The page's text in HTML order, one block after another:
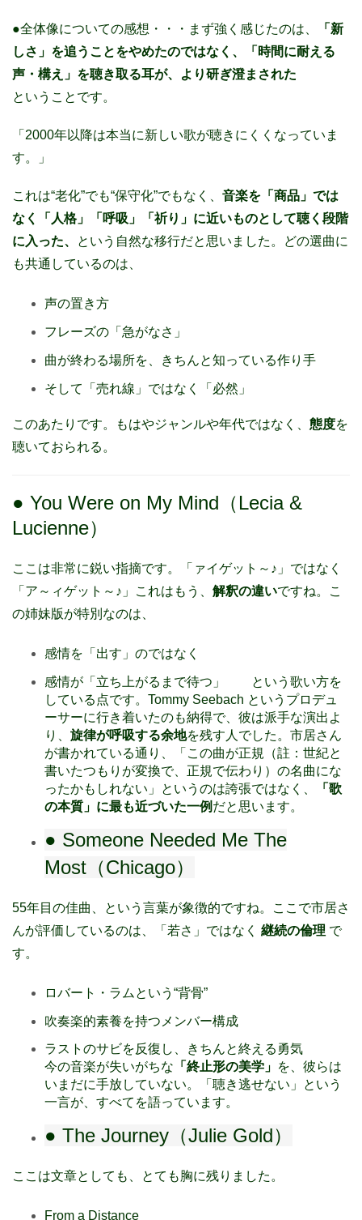
●全体像についての感想・・・まず強く感じたのは、
「新
しさ」を追うことをやめたのではなく、「時間に耐える
声・構え」を聴き取る耳が、より研ぎ澄まされた
ということです。
「2000年以降は本当に新しい歌が聴きにくくなっていま
す。」
これは“老化”でも“保守化”でもなく、 音楽を「商品」では
なく「人格」「呼吸」「祈り」に近いものとして聴く段階
に入った、
という自然な移行だと思いました。
どの選曲に
も共通しているのは、
声の置き方
フレーズの「急がなさ」
曲が終わる場所を、きちんと知っている作り手
そして「売れ線」ではなく「必然」
このあたりです。もはやジャンルや年代ではなく、 態度を
聴いておられる。
● You Were on My Mind（Lecia &
Lucienne）
ここは非常に鋭い指摘です。「ァイゲット～♪」ではなく
「ア～ィゲット～♪」これはもう、 解釈の違いですね。こ
の姉妹版が特別なのは、
感情を「出す」のではなく
感情が「立ち上がるまで待つ」 という歌い方を
している点です。Tommy Seebach というプロデュ
ーサーに行き着いたのも納得で、彼は派手な演出よ
り、 旋律が呼吸する余地を残す人でした。市居さん
が書かれている通り、「この曲が正規（註：世紀と
書いたつもりが変換で、正規で伝わり）の名曲にな
ったかもしれない」というのは誇張ではなく、
「歌
の本質」に最も近づいた一例 だと思います。
● Someone Needed Me The
Most（Chicago）
55年目の佳曲、という言葉が象徴的ですね。ここで市居さ
んが評価しているのは、「若さ」ではなく 継続の倫理 で
す。
ロバート・ラムという“背骨”
吹奏楽的素養を持つメンバー構成
ラストのサビを反復し、きちんと終える勇気
今の音楽が失いがちな 「終止形の美学」 を、彼らは
いまだに手放していない。「聴き逃せない」という
一言が、すべてを語っています。
● The Journey（Julie Gold）
ここは文章としても、とても胸に残りました。
From a Distance